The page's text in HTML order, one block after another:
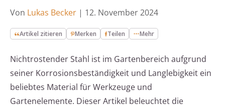
Von Lukas Becker | 12. November 2024
Artikel zitieren Merken Teilen Mehr
Nichtrostender Stahl ist im Gartenbereich aufgrund
seiner Korrosionsbeständigkeit und Langlebigkeit ein
beliebtes Material für Werkzeuge und
Gartenelemente. Dieser Artikel beleuchtet die